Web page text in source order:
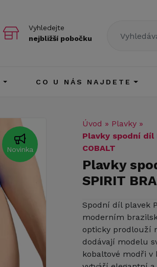
Vyhledejte
nejbližší pobočku
CO U NÁS NAJDETE
Novinka
Úvod » Plavky »
Plavky spodní díl
COBALT
Plavky
SPIRIT
Spodní díl plavek
moderním
opticky prodlouží
dodávají modelu
kobaltové modři